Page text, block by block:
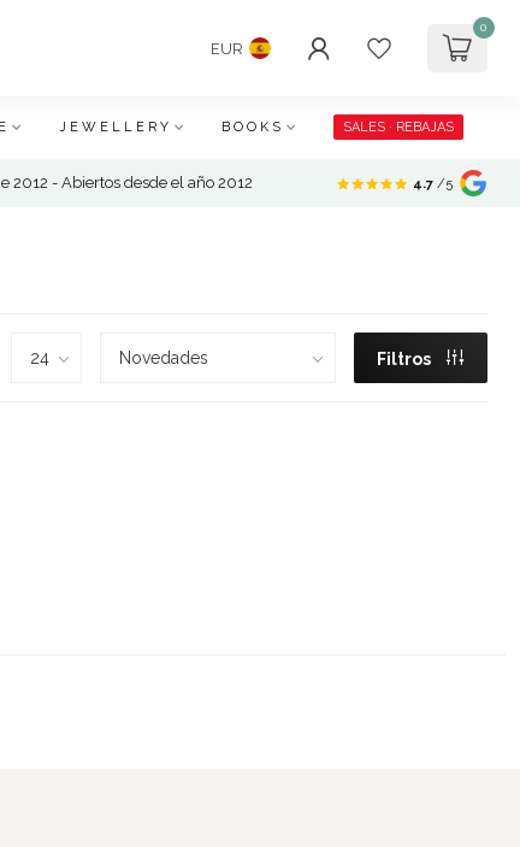
EUR
0
JEWELLERY BOOKS SALES · REBAJAS
2012 - Abiertos desde el año 2012 4.7 /5
Filtros